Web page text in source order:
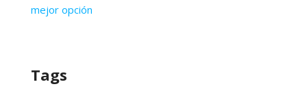
mejor opción
Tags